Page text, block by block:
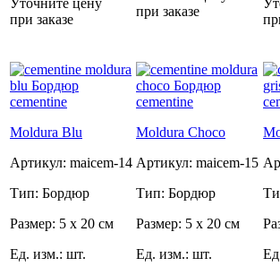
при заказе
при заказе
Moldura Blu
Артикул: maicem-14
Тип: Бордюр
Размер: 5 x 20 см
Ед. изм.: шт.
Moldura Choco
Артикул: maicem-15
Тип: Бордюр
Размер: 5 x 20 см
Ед. изм.: шт.